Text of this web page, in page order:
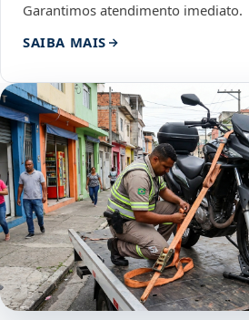
Garantimos atendimento imediato.
SAIBA MAIS